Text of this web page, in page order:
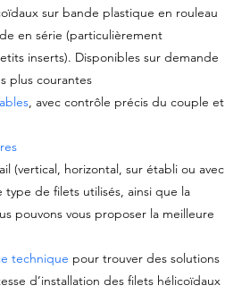
sur bande plastique en rouleau
en série (particulièrement
inserts). Disponibles sur demande
plus courantes
, avec contrôle précis du couple et
(vertical, horizontal, sur établi ou avec
de filets utilisés, ainsi que la
pouvons vous proposer la meilleure
technique pour trouver des solutions
d’installation des filets hélicoïdaux